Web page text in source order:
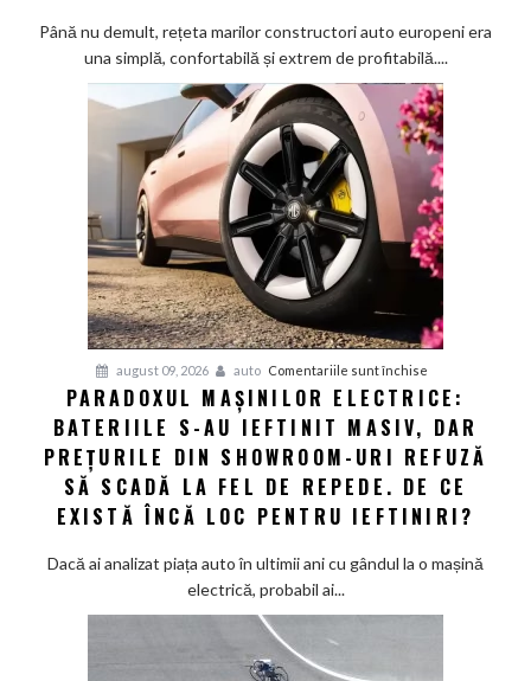
mașinile
din
Europa:
Cum
a
obligat
concurența
din
Asia
giganții
VW
să
schimbe
foaia
Până nu demult, rețeta marilor constructori auto europeni era
una simplă, confortabilă și extrem de profitabilă....
august 09, 2026 auto Comentariile sunt închise
Paradoxul
mașinilor
electrice:
au
masiv,
PARADOXUL MAȘINILOR ELECTRICE:
BATERIILE S-AU IEFTINIT MASIV, DAR
PREȚURILE DIN SHOWROOM-URI REFUZĂ
SĂ SCADĂ LA FEL DE REPEDE. DE CE
EXISTĂ ÎNCĂ LOC PENTRU IEFTINIRI?
Dacă ai analizat piața auto în ultimii ani cu gândul la o mașină
electrică, probabil ai...